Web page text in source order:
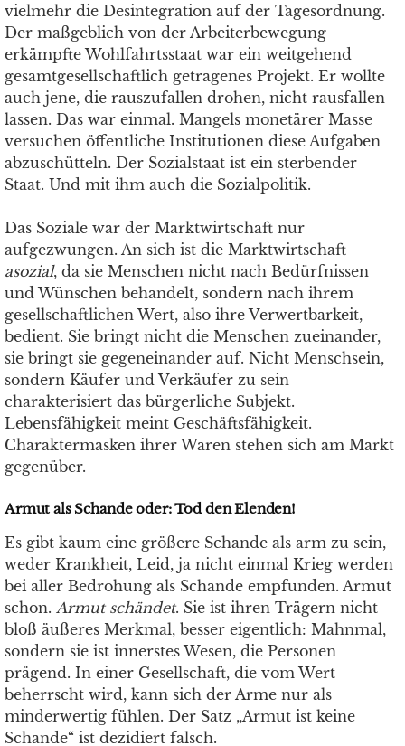
vielmehr die Desintegration auf der Tagesordnung.
Der maßgeblich von der Arbeiterbewegung
erkämpfte Wohlfahrtsstaat war ein weitgehend
gesamtgesellschaftlich getragenes Projekt. Er wollte
auch jene, die rauszufallen drohen, nicht rausfallen
lassen. Das war einmal. Mangels monetärer Masse
versuchen öffentliche Institutionen diese Aufgaben
abzuschütteln. Der Sozialstaat ist ein sterbender
Staat. Und mit ihm auch die Sozialpolitik.
Das Soziale war der Marktwirtschaft nur
aufgezwungen. An sich ist die Marktwirtschaft
asozial, da sie Menschen nicht nach Bedürfnissen
und Wünschen behandelt, sondern nach ihrem
gesellschaftlichen Wert, also ihre Verwertbarkeit,
bedient. Sie bringt nicht die Menschen zueinander,
sie bringt sie gegeneinander auf. Nicht Menschsein,
sondern Käufer und Verkäufer zu sein
charakterisiert das bürgerliche Subjekt.
Lebensfähigkeit meint Geschäftsfähigkeit.
Charaktermasken ihrer Waren stehen sich am Markt
gegenüber.
Armut als Schande oder: Tod den Elenden!
Es gibt kaum eine größere Schande als arm zu sein,
weder Krankheit, Leid, ja nicht einmal Krieg werden
bei aller Bedrohung als Schande empfunden. Armut
schon. Armut schändet. Sie ist ihren Trägern nicht
bloß äußeres Merkmal, besser eigentlich: Mahnmal,
sondern sie ist innerstes Wesen, die Personen
prägend. In einer Gesellschaft, die vom Wert
beherrscht wird, kann sich der Arme nur als
minderwertig fühlen. Der Satz „Armut ist keine
Schande“ ist dezidiert falsch.